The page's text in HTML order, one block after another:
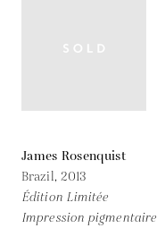
James Rosenquist
Brazil, 2013
Édition Limitée
Impression pigmentaire